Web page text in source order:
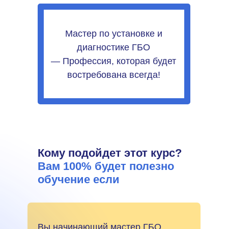
Мастер по установке и
диагностике ГБО
— Профессия, которая будет
востребована всегда!
Кому подойдет этот курс?
Вам 100% будет полезно
обучение если
Вы начинающий мастер ГБО